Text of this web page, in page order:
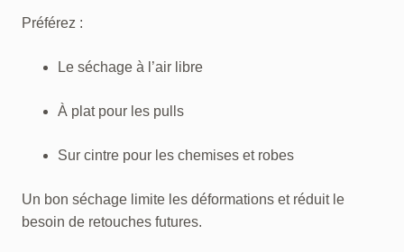
Préférez :
Le séchage à l’air libre
À plat pour les pulls
Sur cintre pour les chemises et robes
Un bon séchage limite les déformations et réduit le
besoin de retouches futures.